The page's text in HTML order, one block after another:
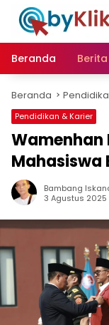
Langsung
konten
Beranda
Beranda
Pendidikan & Karier
Wamenhan
Mahasiswa
Bambang
3 Agustus 2025